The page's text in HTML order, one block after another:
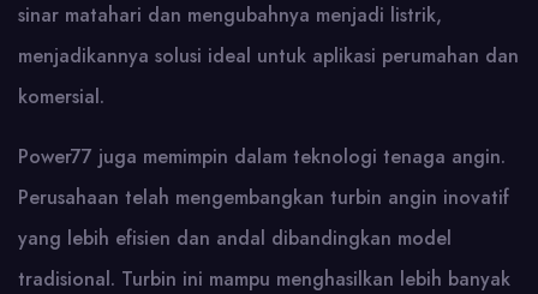
sinar matahari dan mengubahnya menjadi listrik,
menjadikannya solusi ideal untuk aplikasi perumahan dan
komersial.
Power77 juga memimpin dalam teknologi tenaga angin.
Perusahaan telah mengembangkan turbin angin inovatif
yang lebih efisien dan andal dibandingkan model
tradisional. Turbin ini mampu menghasilkan lebih banyak